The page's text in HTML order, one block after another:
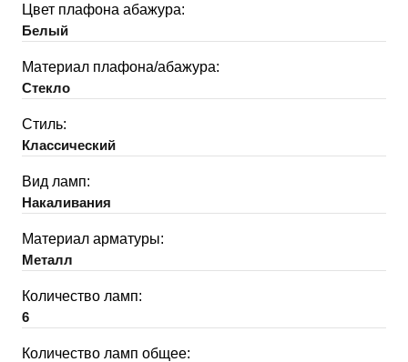
Цвет плафона абажура:
Белый
Материал плафона/абажура:
Стекло
Стиль:
Классический
Вид ламп:
Накаливания
Материал арматуры:
Металл
Количество ламп:
6
Количество ламп общее: